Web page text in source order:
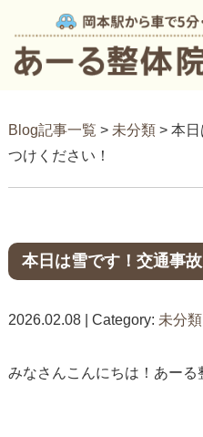
Blog記事一覧 > 未分類> 本日
つけください！
本日は雪です！交通事
2026.02.08 | Category: 未分類
みなさんこんにちは！あーる